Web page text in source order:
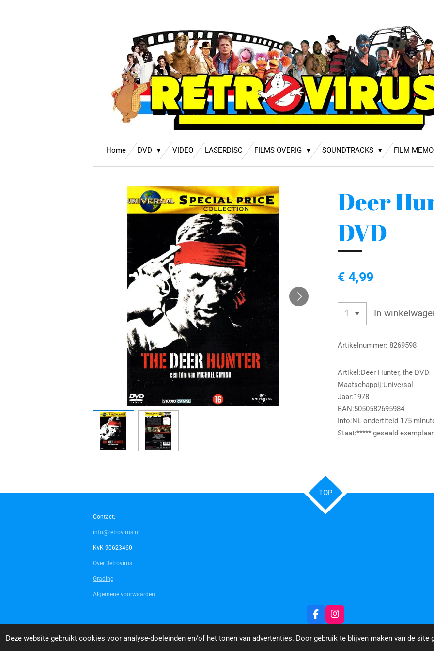
Deze website gebruikt cookies voor analyse-doeleinden en/of het tonen van advertenties. Door gebruik te blijven maken van de site
Home DVD VIDEO LASERDISC FILMS OVERIG SOUNDTRACKS FILM
Deer
DVD
€ 4,99
In
Artikelnummer: 8269598
Artikel:Deer Hunter, the DVD
Maatschappij:Universal
Jaar:1978
EAN:5050582695984
Info:NL ondertiteld 175
Staat:***** geseald exemplaar
TOP
Contact:
info@retrovirus.nl
KvK 90623460
Over Retrovirus
Grading
Algemene voorwaarden
F
a
c
e
I
n
s